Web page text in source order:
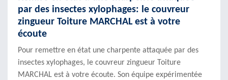
par des insectes xylophages: le couvreur
zingueur Toiture MARCHAL est à votre
écoute
Pour remettre en état une charpente attaquée par des
insectes xylophages, le couvreur zingueur Toiture
MARCHAL est à votre écoute. Son équipe expérimentée